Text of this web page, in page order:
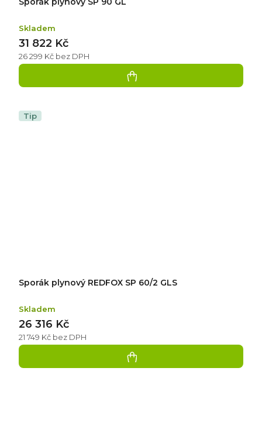
Skladem
26 299 Kč bez DPH
31 822 Kč
Tip
Sporák plynový REDFOX SP 60/2 GLS
Skladem
21 749 Kč bez DPH
26 316 Kč